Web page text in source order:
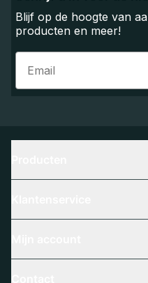
Blijf op de hoogte van
producten en meer!
Email